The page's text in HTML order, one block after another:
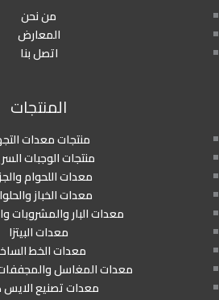
من نحن
المعارض
اتصل بنا
المنتجات
منتجات معدات
منتجات الوجبات
معدات اللحوام
معدات الخباز
معدات البار والمشروبات
معدات البيتزا
معدات الخط
معدات المغاسل
معدات تصنيع الايس